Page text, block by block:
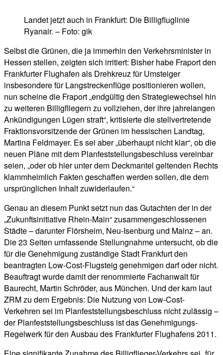
Landet jetzt auch in Frankfurt: Die Billigfluglinie
Ryanair. – Foto: gik
Selbst die Grünen, die ja immerhin den Verkehrsminister in
Hessen stellen, zeigten sich irritiert: Bisher habe Fraport den
Frankfurter Flughafen als Drehkreuz für Umsteiger
insbesondere für Langstreckenflüge positionieren wollen,
nun scheine die Fraport „endgültig den Strategiewechsel hin
zu weiteren Billigfliegern zu vollziehen, der ihre jahrelangen
Ankündigungen Lügen straft“, kritisierte die stellvertretende
Fraktionsvorsitzende der Grünen im hessischen Landtag,
Martina Feldmayer. Es sei aber „überhaupt nicht klar“, ob die
neuen Pläne mit dem Planfeststellungsbeschluss vereinbar
seien, „oder ob hier unter dem Deckmantel geltenden Rechts
klammheimlich Fakten geschaffen werden sollen, die dem
ursprünglichen Inhalt zuwiderlaufen.“
Genau an diesem Punkt setzt nun das Gutachten der in der
„Zukunftsinitiative Rhein-Main“ zusammengeschlossenen
Städte – darunter Flörsheim, Neu-Isenburg und Mainz – an.
Die 23 Seiten umfassende Stellungnahme untersucht, ob die
für die Genehmigung zuständige Stadt Frankfurt den
beantragten Low-Cost-Flugsteig genehmigen darf oder nicht.
Beauftragt wurde damit der renommierte Fachanwalt für
Baurecht, Martin Schröder, aus München. Und der kam laut
ZRM zu dem Ergebnis: Die Nutzung von Low-Cost-
Verkehren sei im Planfeststellungsbeschluss nicht zulässig –
der Planfeststellungsbeschluss ist das Genehmigungs-
Regelwerk für den Ausbau des Frankfurter Flughafens 2011.